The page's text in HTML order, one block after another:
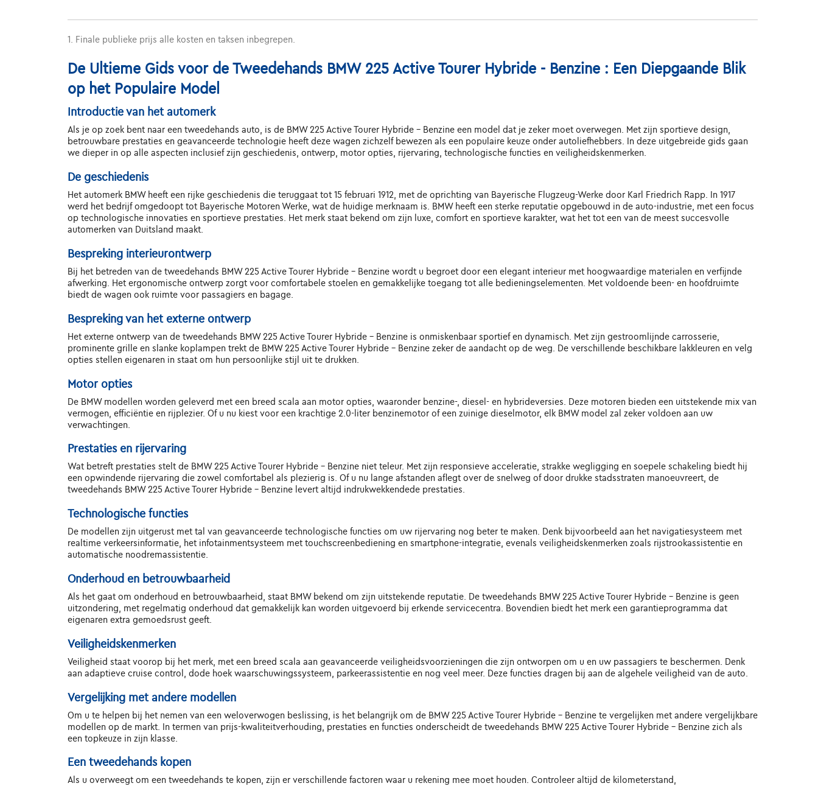
1. Finale publieke prijs alle kosten en taksen inbegrepen.
De Ultieme Gids voor de Tweedehands BMW 225 Active Tourer Hybride - Benzine : Een Diepgaande Blik
op het Populaire Model
Introductie van het automerk
Als je op zoek bent naar een tweedehands auto, is de BMW 225 Active Tourer Hybride - Benzine een model dat je zeker moet overwegen. Met zijn sportieve design,
betrouwbare prestaties en geavanceerde technologie heeft deze wagen zichzelf bewezen als een populaire keuze onder autoliefhebbers. In deze uitgebreide gids gaan
we dieper in op alle aspecten inclusief zijn geschiedenis, ontwerp, motor opties, rijervaring, technologische functies en veiligheidskenmerken.
De geschiedenis
Het automerk BMW heeft een rijke geschiedenis die teruggaat tot 15 februari 1912, met de oprichting van Bayerische Flugzeug-Werke door Karl Friedrich Rapp. In 1917
werd het bedrijf omgedoopt tot Bayerische Motoren Werke, wat de huidige merknaam is. BMW heeft een sterke reputatie opgebouwd in de auto-industrie, met een focus
op technologische innovaties en sportieve prestaties. Het merk staat bekend om zijn luxe, comfort en sportieve karakter, wat het tot een van de meest succesvolle
automerken van Duitsland maakt.
Bespreking interieurontwerp
Bij het betreden van de tweedehands BMW 225 Active Tourer Hybride - Benzine wordt u begroet door een elegant interieur met hoogwaardige materialen en verfijnde
afwerking. Het ergonomische ontwerp zorgt voor comfortabele stoelen en gemakkelijke toegang tot alle bedieningselementen. Met voldoende been- en hoofdruimte
biedt de wagen ook ruimte voor passagiers en bagage.
Bespreking van het externe ontwerp
Het externe ontwerp van de tweedehands BMW 225 Active Tourer Hybride - Benzine is onmiskenbaar sportief en dynamisch. Met zijn gestroomlijnde carrosserie,
prominente grille en slanke koplampen trekt de BMW 225 Active Tourer Hybride - Benzine zeker de aandacht op de weg. De verschillende beschikbare lakkleuren en velg
opties stellen eigenaren in staat om hun persoonlijke stijl uit te drukken.
Motor opties
De BMW modellen worden geleverd met een breed scala aan motor opties, waaronder benzine-, diesel- en hybrideversies. Deze motoren bieden een uitstekende mix van
vermogen, efficiëntie en rijplezier. Of u nu kiest voor een krachtige 2.0-liter benzinemotor of een zuinige dieselmotor, elk BMW model zal zeker voldoen aan uw
verwachtingen.
Prestaties en rijervaring
Wat betreft prestaties stelt de BMW 225 Active Tourer Hybride - Benzine niet teleur. Met zijn responsieve acceleratie, strakke wegligging en soepele schakeling biedt hij
een opwindende rijervaring die zowel comfortabel als plezierig is. Of u nu lange afstanden aflegt over de snelweg of door drukke stadsstraten manoeuvreert, de
tweedehands BMW 225 Active Tourer Hybride - Benzine levert altijd indrukwekkendede prestaties.
Technologische functies
De modellen zijn uitgerust met tal van geavanceerde technologische functies om uw rijervaring nog beter te maken. Denk bijvoorbeeld aan het navigatiesysteem met
realtime verkeersinformatie, het infotainmentsysteem met touchscreenbediening en smartphone-integratie, evenals veiligheidskenmerken zoals rijstrookassistentie en
automatische noodremassistentie.
Onderhoud en betrouwbaarheid
Als het gaat om onderhoud en betrouwbaarheid, staat BMW bekend om zijn uitstekende reputatie. De tweedehands BMW 225 Active Tourer Hybride - Benzine is geen
uitzondering, met regelmatig onderhoud dat gemakkelijk kan worden uitgevoerd bij erkende servicecentra. Bovendien biedt het merk een garantieprogramma dat
eigenaren extra gemoedsrust geeft.
Veiligheidskenmerken
Veiligheid staat voorop bij het merk, met een breed scala aan geavanceerde veiligheidsvoorzieningen die zijn ontworpen om u en uw passagiers te beschermen. Denk
aan adaptieve cruise control, dode hoek waarschuwingssysteem, parkeerassistentie en nog veel meer. Deze functies dragen bij aan de algehele veiligheid van de auto.
Vergelijking met andere modellen
Om u te helpen bij het nemen van een weloverwogen beslissing, is het belangrijk om de BMW 225 Active Tourer Hybride - Benzine te vergelijken met andere vergelijkbare
modellen op de markt. In termen van prijs-kwaliteitverhouding, prestaties en functies onderscheidt de tweedehands BMW 225 Active Tourer Hybride - Benzine zich als
een topkeuze in zijn klasse.
Een tweedehands kopen
Als u overweegt om een tweedehands te kopen, zijn er verschillende factoren waar u rekening mee moet houden. Controleer altijd de kilometerstand,